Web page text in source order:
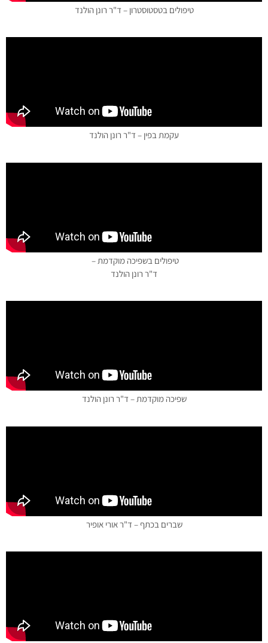
טיפולים בטסטוסטרון – ד"ר רונן הולנד
עקמת בפין – ד"ר רונן הולנד
טיפולים בשפיכה מוקדמת –
ד"ר רונן הולנד
שפיכה מוקדמת – ד"ר רונן הולנד
שברים בכתף – ד"ר אורי אופיר